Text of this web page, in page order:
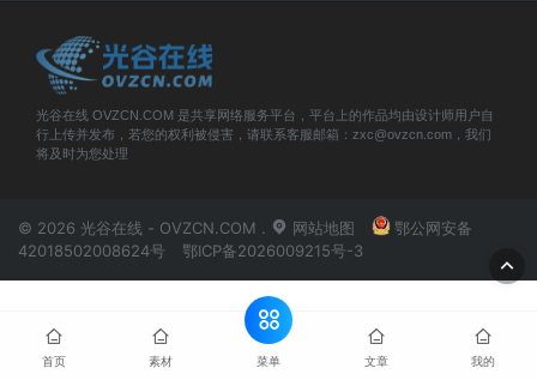
光谷在线 OVZCN.COM 是共享网络服务平台，平台上的作品均由设计师用户自
行上传并发布，若您的权利被侵害，请联系客服邮箱：zxc@ovzcn.com，我们
将及时为您处理
© 2026 光谷在线 - OVZCN.COM . 网站地图
鄂公网安备
42018502008624号
鄂ICP备2026009215号-3
首页 素材 菜单 文章 我的